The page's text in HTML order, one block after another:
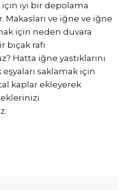
iyi bir depolama
ve iğne ve iğne
için neden duvara
rafı
Hatta iğne yastıklarını
saklamak için
kaplar ekleyerek